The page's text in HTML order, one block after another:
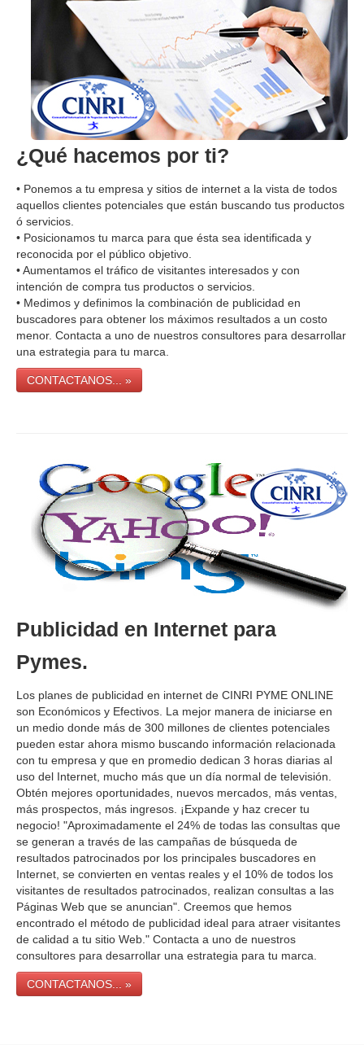
¿Qué hacemos por ti?
• Ponemos a tu empresa y sitios de internet a la vista de todos
aquellos clientes potenciales que están buscando tus productos
ó servicios.
• Posicionamos tu marca para que ésta sea identificada y
reconocida por el público objetivo.
• Aumentamos el tráfico de visitantes interesados y con
intención de compra tus productos o servicios.
• Medimos y definimos la combinación de publicidad en
buscadores para obtener los máximos resultados a un costo
menor. Contacta a uno de nuestros consultores para desarrollar
una estrategia para tu marca.
CONTACTANOS... »
Publicidad en Internet para
Pymes.
Los planes de publicidad en internet de CINRI PYME ONLINE
son Económicos y Efectivos. La mejor manera de iniciarse en
un medio donde más de 300 millones de clientes potenciales
pueden estar ahora mismo buscando información relacionada
con tu empresa y que en promedio dedican 3 horas diarias al
uso del Internet, mucho más que un día normal de televisión.
Obtén mejores oportunidades, nuevos mercados, más ventas,
más prospectos, más ingresos. ¡Expande y haz crecer tu
negocio! "Aproximadamente el 24% de todas las consultas que
se generan a través de las campañas de búsqueda de
resultados patrocinados por los principales buscadores en
Internet, se convierten en ventas reales y el 10% de todos los
visitantes de resultados patrocinados, realizan consultas a las
Páginas Web que se anuncian". Creemos que hemos
encontrado el método de publicidad ideal para atraer visitantes
de calidad a tu sitio Web." Contacta a uno de nuestros
consultores para desarrollar una estrategia para tu marca.
CONTACTANOS... »